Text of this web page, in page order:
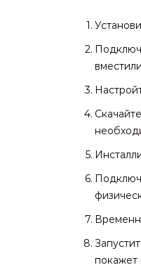
покажет